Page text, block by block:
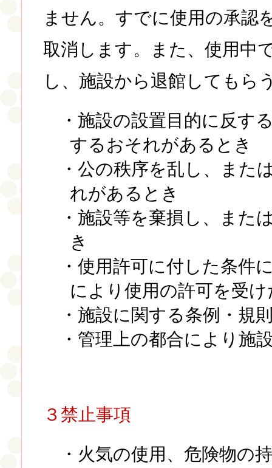
ません。すでに使用の承認
取消します。また、使用中
し、施設から退館してもら
・施設の設置目的に反す
するおそれがあるとき
・公の秩序を乱し、また
れがあるとき
・施設等を棄損し、また
き
・使用許可に付した条件
により使用の許可を受
・施設に関する条例・規
・管理上の都合により施
３禁止事項
・火気の使用、危険物の